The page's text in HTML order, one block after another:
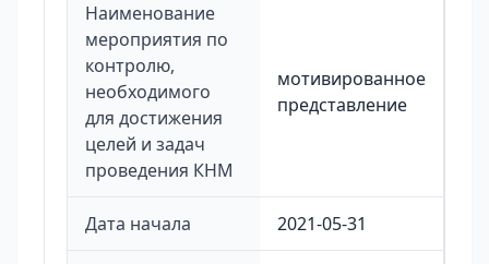
Наименование
мероприятия по
контролю,
необходимого
для достижения
целей и задач
проведения КНМ
мотивированное
представление
Дата начала 2021-05-31